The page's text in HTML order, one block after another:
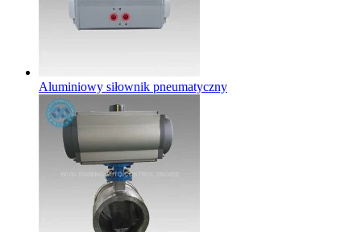
Aluminiowy siłownik pneumatyczny